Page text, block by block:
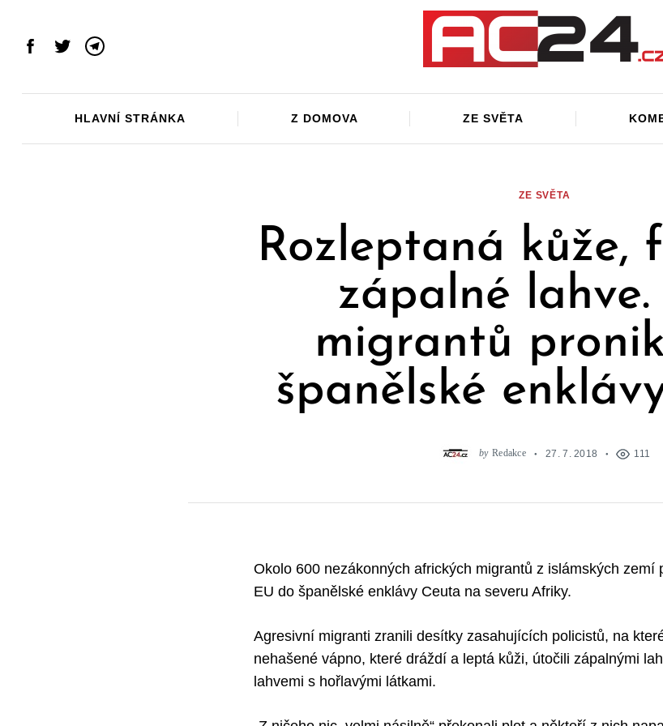
contentFacebook
TwitterTelegram
HLAVNÍ STRÁNKA Z DOMOVA ZE SVĚTA
ZE SVĚTA
Rozleptaná kůže,
zápalné
migrantů
španělské
by Redakce 27. 7. 2018 111
Okolo 600 nezákonných afrických migrantů z islámských zemí
EU do španělské enklávy Ceuta na severu Afriky.
Agresivní migranti zranili desítky zasahujících policistů, na
nehašené vápno, které dráždí a leptá kůži, útočili zápalnými
lahvemi s hořlavými látkami.